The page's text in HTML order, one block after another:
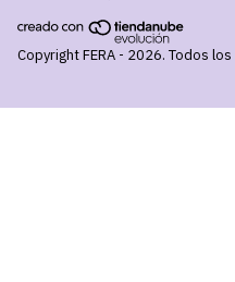
Copyright FERA - 2026. Todos